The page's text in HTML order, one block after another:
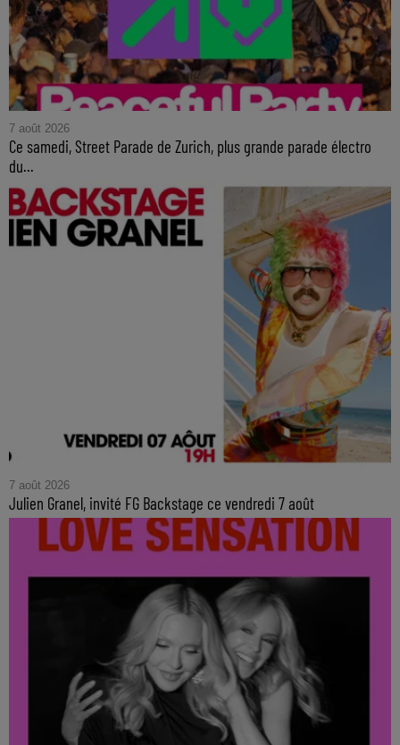
7 août 2026
Ce samedi, Street Parade de Zurich, plus grande parade électro
du...
7 août 2026
Julien Granel, invité FG Backstage ce vendredi 7 août